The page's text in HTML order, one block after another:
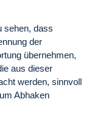
sehen, dass
der
übernehmen,
aus dieser
werden, sinnvoll
Abhaken